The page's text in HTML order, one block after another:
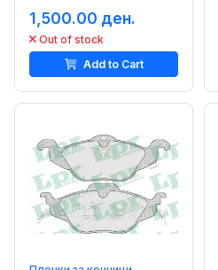
1,500.00 ден.
Out of stock
Add to Cart